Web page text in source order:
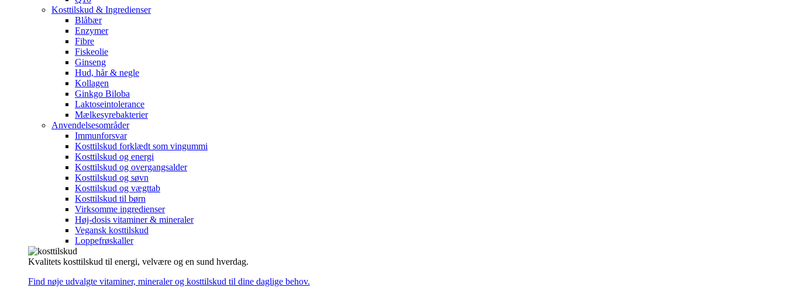
Kosttilskud & Ingredienser
Blåbær
Enzymer
Fibre
Fiskeolie
Ginseng
Hud, hår & negle
Kollagen
Ginkgo Biloba
Laktoseintolerance
Mælkesyrebakterier
Anvendelsesområder
Immunforsvar
Kosttilskud forklædt som vingummi
Kosttilskud og energi
Kosttilskud og overgangsalder
Kosttilskud og søvn
Kosttilskud og vægttab
Kosttilskud til børn
Virksomme ingredienser
Høj-dosis vitaminer & mineraler
Vegansk kosttilskud
Loppefrøskaller
Kvalitets kosttilskud til energi, velvære og en sund hverdag.
Find nøje udvalgte vitaminer, mineraler og kosttilskud til dine daglige behov.